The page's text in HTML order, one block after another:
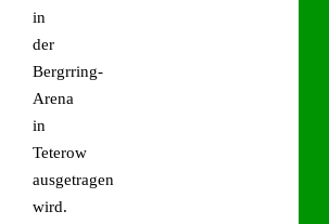
in
der
Bergrring-
Arena
in
Teterow
ausgetragen
wird.